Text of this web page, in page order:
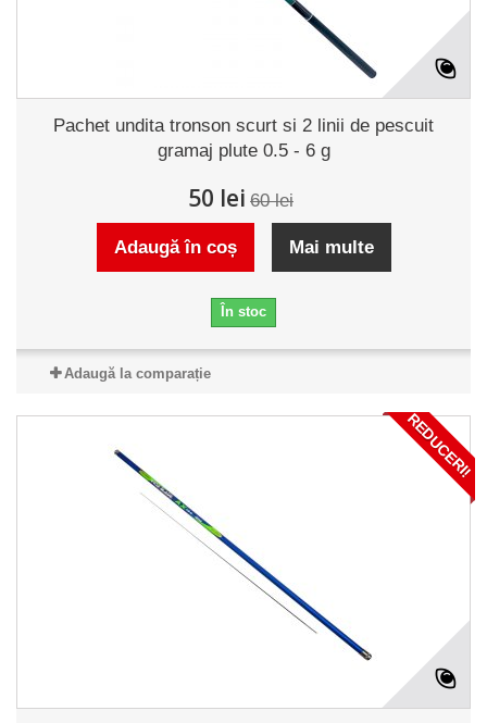
Pachet undita tronson scurt si 2 linii de pescuit
gramaj plute 0.5 - 6 g
50 lei 60 lei
Adaugă în coș Mai multe
În stoc
Adaugă la comparație
REDUCERI!